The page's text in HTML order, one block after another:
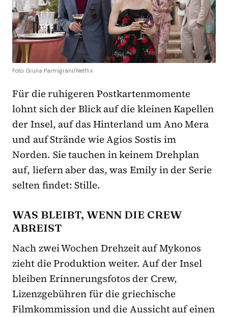
Foto: Giulia Parmigiani/Netflix
Für die ruhigeren Postkartenmomente
lohnt sich der Blick auf die kleinen Kapellen
der Insel, auf das Hinterland um Ano Mera
und auf Strände wie Agios Sostis im
Norden. Sie tauchen in keinem Drehplan
auf, liefern aber das, was Emily in der Serie
selten findet: Stille.
WAS BLEIBT, WENN DIE CREW
ABREIST
Nach zwei Wochen Drehzeit auf Mykonos
zieht die Produktion weiter. Auf der Insel
bleiben Erinnerungsfotos der Crew,
Lizenzgebühren für die griechische
Filmkommission und die Aussicht auf einen